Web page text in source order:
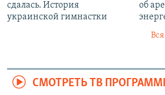
сдалась. История
украинской гимнастки
об
СМОТРЕТЬ ТВ